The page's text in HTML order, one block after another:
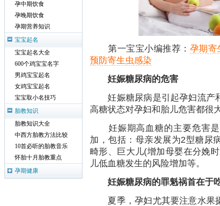
第一宝宝小编推荐： 孕期寄
预防寄生虫感染
妊娠糖尿病的危害
妊娠糖尿病是引起孕妇流产
高糖状态对孕妇和胎儿危害都很
妊娠期高血糖的主要危害是
加，包括：母亲发展为2型糖尿
畸形、巨大儿(增加母婴在分娩
儿低血糖发生的风险增加等。
妊娠糖尿病的罪魁祸首在于
夏季，孕妇尤其要注意水果
孕中期饮食
孕晚期饮食
孕期营养知识
宝宝起名
宝宝起名大全
600个鸡宝宝名字
男鸡宝宝起名
女鸡宝宝起名
宝宝取小名技巧
胎教知识
胎教知识大全
中西方胎教方法比较
10首必听的胎教音乐
怀胎十月胎教重点
孕期健康